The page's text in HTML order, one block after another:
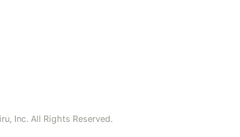
Inc. All Rights Reserved.